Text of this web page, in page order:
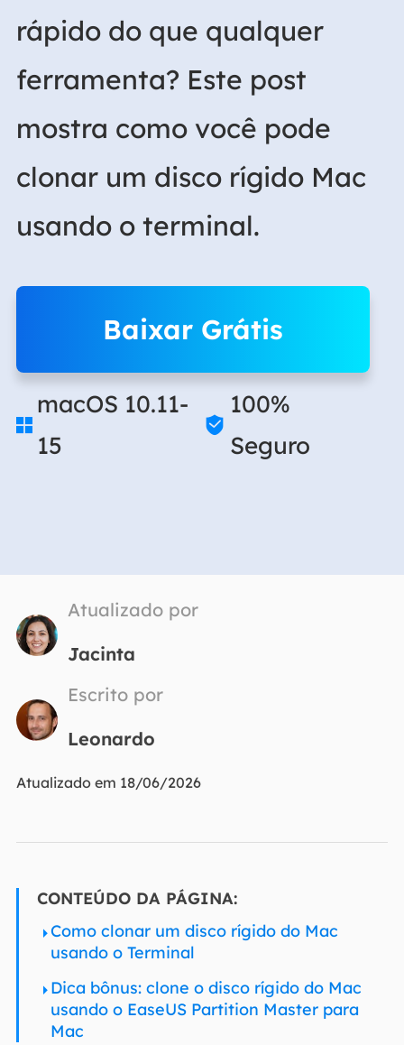
rápido do que qualquer
ferramenta? Este post
mostra como você pode
clonar um disco rígido Mac
usando o terminal.
Baixar Grátis

macOS 10.11-
15

100%
Seguro
Atualizado por
Jacinta
Escrito por
Leonardo
Atualizado em 18/06/2026
CONTEÚDO DA PÁGINA:
Como clonar um disco rígido do Mac
usando o Terminal
Dica bônus: clone o disco rígido do Mac
usando o EaseUS Partition Master para
Mac